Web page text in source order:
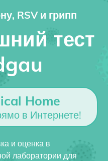
RSV и грипп
тест
Home
в Интернете!
и оценка в
лаборатории для